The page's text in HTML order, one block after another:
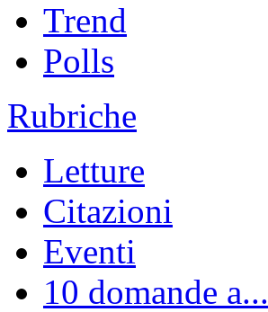
Trend
Polls
Rubriche
Letture
Citazioni
Eventi
10 domande a...